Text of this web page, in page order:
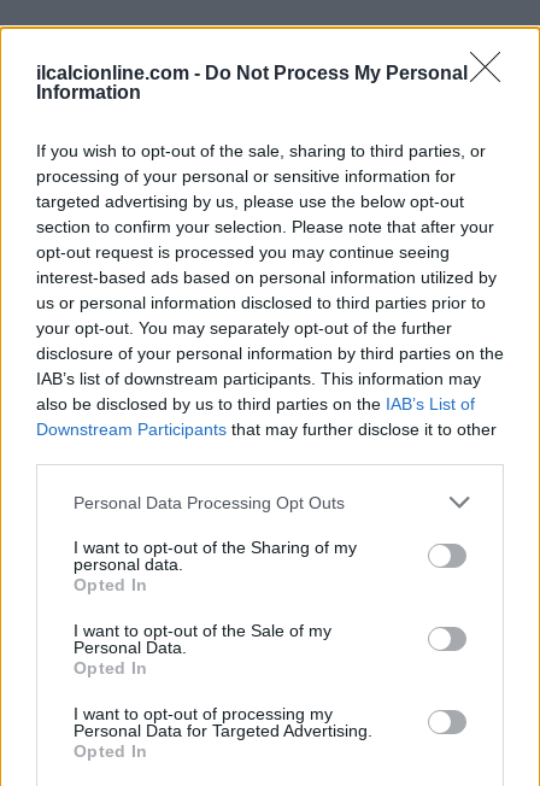
ilcalcionline.com - Do Not Process My Personal
Information
If you wish to opt-out of the sale, sharing to third parties, or
processing of your personal or sensitive information for
targeted advertising by us, please use the below opt-out
section to confirm your selection. Please note that after your
opt-out request is processed you may continue seeing
interest-based ads based on personal information utilized by
us or personal information disclosed to third parties prior to
your opt-out. You may separately opt-out of the further
disclosure of your personal information by third parties on the
IAB’s list of downstream participants. This information may
also be disclosed by us to third parties on the IAB’s List of
Downstream Participants that may further disclose it to other
Please note that this website/app uses one or more Google
not limited to your visit or usage behaviour. You may click to
grant or deny consent to Google and its third-party tags to
use your data for below specified purposes in below Google
consent section.
Personal Data Processing Opt Outs
I want to opt-out of the Sharing of my
personal data.
Opted In
I want to opt-out of the Sale of my
Personal Data.
Opted In
I want to opt-out of processing my
Personal Data for Targeted Advertising.
Opted In
Continua a leggere
CAMPIONATI E COMPETIZIONI
Atalanta in trattativa per Yeremay Hernandez: il profilo del